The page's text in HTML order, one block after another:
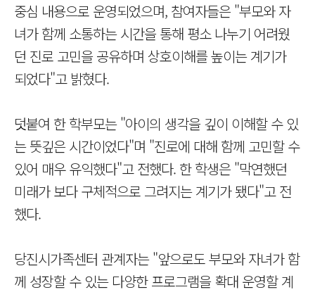
중심 내용으로 운영되었으며, 참여자들은 "부모와 자
녀가 함께 소통하는 시간을 통해 평소 나누기 어려웠
던 진로 고민을 공유하며 상호이해를 높이는 계기가
되었다"고 밝혔다.
덧붙여 한 학부모는 "아이의 생각을 깊이 이해할 수 있
는 뜻깊은 시간이었다"며 "진로에 대해 함께 고민할 수
있어 매우 유익했다"고 전했다. 한 학생은 "막연했던
미래가 보다 구체적으로 그려지는 계기가 됐다"고 전
했다.
당진시가족센터 관계자는 "앞으로도 부모와 자녀가 함
께 성장할 수 있는 다양한 프로그램을 확대 운영할 계